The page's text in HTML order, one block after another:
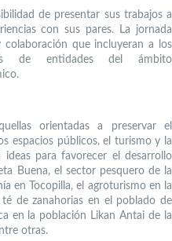
de presentar sus trabajos a
con sus pares. La jornada
colaboración que incluyeran a los
de entidades del ámbito
orientadas a preservar el
espacios públicos, el turismo y la
para favorecer el desarrollo
Buena, el sector pesquero de la
en Tocopilla, el agroturismo en la
de zanahorias en el poblado de
en la población Likan Antai de la
otras.